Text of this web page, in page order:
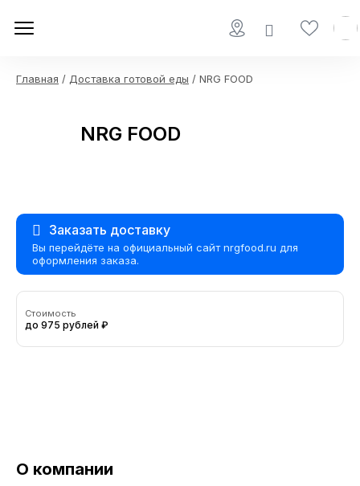
Главная / Доставка готовой еды / NRG FOOD
NRG FOOD
Заказать доставку
Вы перейдёте на официальный сайт nrgfood.ru для
оформления заказа.
Стоимость
до 975 рублей ₽
О компании